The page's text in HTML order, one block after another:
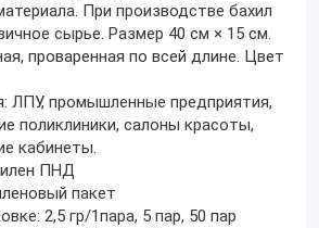
При производстве бахил
сырье. Размер 40 см × 15 см.
проваренная по всей длине. Цвет
ЛПУ, промышленные предприятия,
поликлиники, салоны красоты,
кабинеты.
ПНД
пакет
2,5 гр/1пара, 5 пар, 50 пар